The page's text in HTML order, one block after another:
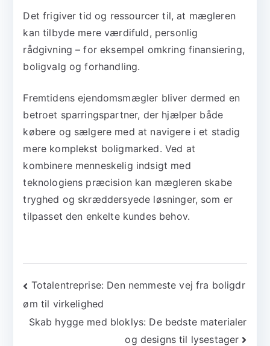
Det frigiver tid og ressourcer til, at mægleren
kan tilbyde mere værdifuld, personlig
rådgivning – for eksempel omkring finansiering,
boligvalg og forhandling.
Fremtidens ejendomsmægler bliver dermed en
betroet sparringspartner, der hjælper både
købere og sælgere med at navigere i et stadig
mere komplekst boligmarked. Ved at
kombinere menneskelig indsigt med
teknologiens præcision kan mægleren skabe
tryghed og skræddersyede løsninger, som er
tilpasset den enkelte kundes behov.
Indlægsnavigation
Totalentreprise: Den nemmeste vej fra boligdr
øm til virkelighed
Skab hygge med bloklys: De bedste materialer
og designs til lysestager